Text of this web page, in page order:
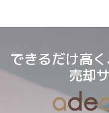
できるだけ高
売却